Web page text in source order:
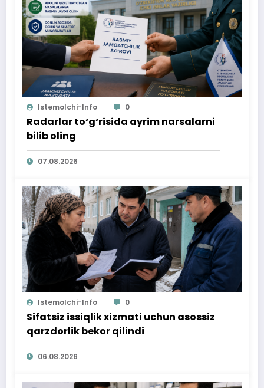
Istemolchi-Info 0
Radarlar to‘g‘risida ayrim narsalarni
bilib oling
07.08.2026
Istemolchi-Info 0
Sifatsiz issiqlik xizmati uchun asossiz
qarzdorlik bekor qilindi
06.08.2026